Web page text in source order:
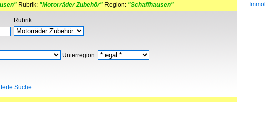
Rubrik: "Motorräder Zubehör" Region: "Schaffhausen"
Rubrik
Unterregion:
Suche